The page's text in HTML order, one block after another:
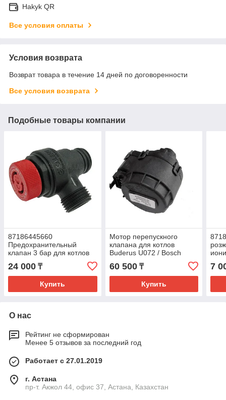
Hakyk QR
Все условия оплаты
Условия возврата
Возврат товара в течение 14 дней по договоренности
Все условия возврата
Подобные товары компании
87186445660
Предохранительный
клапан 3 бар для котлов
Buderus U072 / Bosch
GAZ6000 -24
24 000 ₸
Купить
Мотор перепускного
клапана для котлов
Buderus U072 / Bosch
GAZ6000 8786445640
60 500₸
Купить
7
О нас
Рейтинг не сформирован
Менее 5 отзывов за последний год
Работает с 27.01.2019
г. Астана
пр-т. Акжол 44, офис 37, Астана, Казахстан